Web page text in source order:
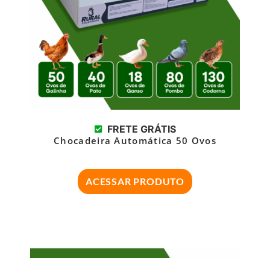
FRETE GRÁTIS
Chocadeira Automática 50 Ovos
ACESSAR PRODUTO